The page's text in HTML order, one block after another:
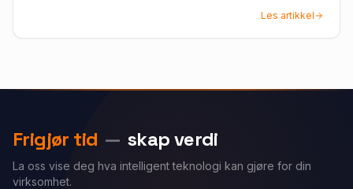
Les artikkel
Frigjør tid — skap verdi
La oss vise deg hva intelligent teknologi kan gjøre for din
virksomhet.